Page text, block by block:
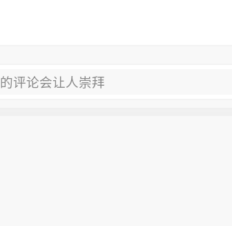
评论会让人崇拜